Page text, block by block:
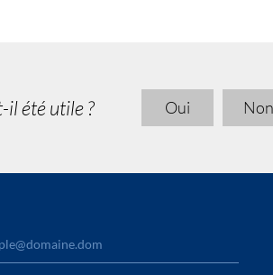
il été utile ? Oui Non